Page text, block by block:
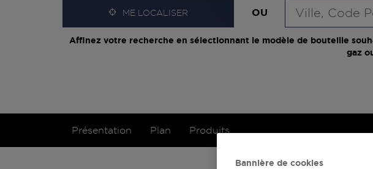
ME LOCALISER OU
Affinez votre recherche en sélectionnant le modèle de bouteille
gaz
Présentation Plan Produits
Bannière de cookies